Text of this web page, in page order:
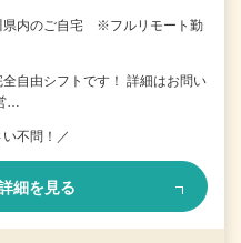
県内のご自宅 ※フルリモート勤
自由シフトです！ 詳細はお問い
…
不問！／
細を見る